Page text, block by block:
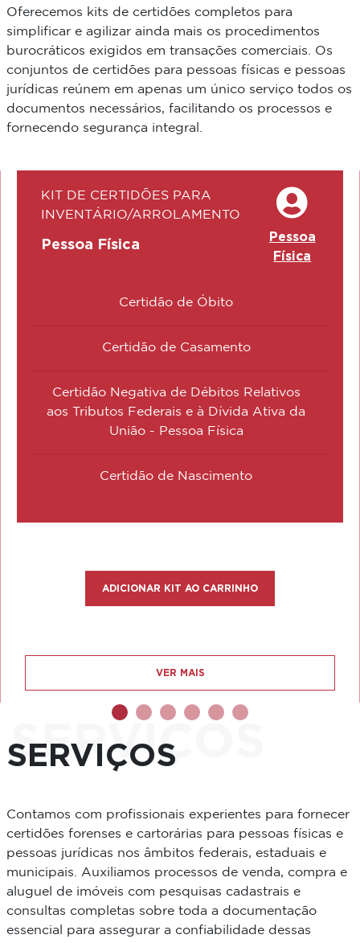
Oferecemos kits de certidões completos para
simplificar e agilizar ainda mais os procedimentos
burocráticos exigidos em transações comerciais. Os
conjuntos de certidões para pessoas físicas e pessoas
jurídicas reúnem em apenas um único serviço todos os
documentos necessários, facilitando os processos e
fornecendo segurança integral.
KIT DE CERTIDÕES PARA
INVENTÁRIO/ARROLAMENTO
Pessoa Física
Pessoa
Física
Certidão de Óbito
Certidão de Casamento
Certidão Negativa de Débitos Relativos
aos Tributos Federais e à Dívida Ativa da
União - Pessoa Física
Certidão de Nascimento
ADICIONAR KIT AO CARRINHO
VER MAIS
SERVIÇOS
SERVIÇOS
Contamos com profissionais experientes para fornecer
certidões forenses e cartorárias para pessoas físicas e
pessoas jurídicas nos âmbitos federais, estaduais e
municipais. Auxiliamos processos de venda, compra e
aluguel de imóveis com pesquisas cadastrais e
consultas completas sobre toda a documentação
essencial para assegurar a confiabilidade dessas